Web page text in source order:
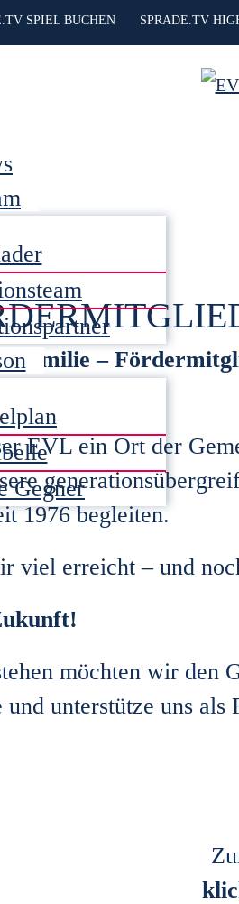
SPIEL BUCHEN SPRADE.TV
Gegner
Familie –
EVL ein Ort der
1976 begleiten.
viel erreicht – und
möchten wir den
unterstütze uns als